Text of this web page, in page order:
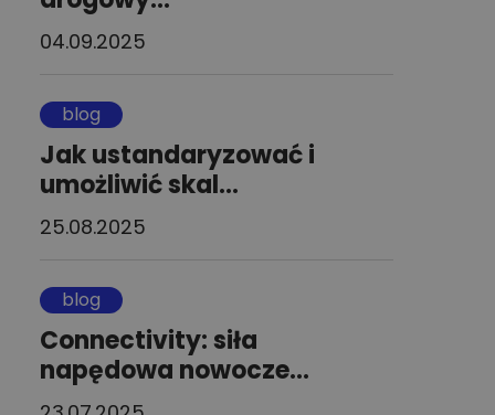
04.09.2025
blog
Jak ustandaryzować i
umożliwić skal...
25.08.2025
blog
Connectivity: siła
napędowa nowocze...